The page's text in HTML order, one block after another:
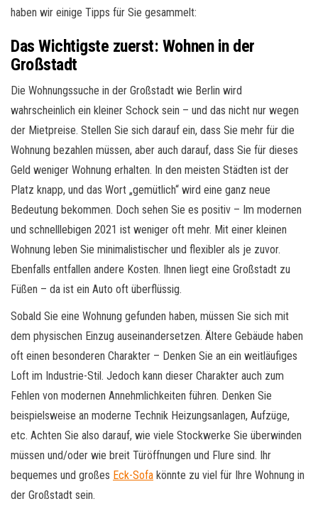
haben wir einige Tipps für Sie gesammelt:
Das Wichtigste zuerst: Wohnen in der
Großstadt
Die Wohnungssuche in der Großstadt wie Berlin wird
wahrscheinlich ein kleiner Schock sein – und das nicht nur wegen
der Mietpreise. Stellen Sie sich darauf ein, dass Sie mehr für die
Wohnung bezahlen müssen, aber auch darauf, dass Sie für dieses
Geld weniger Wohnung erhalten. In den meisten Städten ist der
Platz knapp, und das Wort „gemütlich“ wird eine ganz neue
Bedeutung bekommen. Doch sehen Sie es positiv – Im modernen
und schnelllebigen 2021 ist weniger oft mehr. Mit einer kleinen
Wohnung leben Sie minimalistischer und flexibler als je zuvor.
Ebenfalls entfallen andere Kosten. Ihnen liegt eine Großstadt zu
Füßen – da ist ein Auto oft überflüssig.
Sobald Sie eine Wohnung gefunden haben, müssen Sie sich mit
dem physischen Einzug auseinandersetzen. Ältere Gebäude haben
oft einen besonderen Charakter – Denken Sie an ein weitläufiges
Loft im Industrie-Stil. Jedoch kann dieser Charakter auch zum
Fehlen von modernen Annehmlichkeiten führen. Denken Sie
beispielsweise an moderne Technik Heizungsanlagen, Aufzüge,
etc. Achten Sie also darauf, wie viele Stockwerke Sie überwinden
müssen und/oder wie breit Türöffnungen und Flure sind. Ihr
bequemes und großes Eck-Sofa könnte zu viel für Ihre Wohnung in
der Großstadt sein.